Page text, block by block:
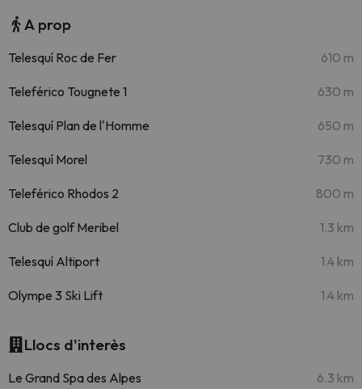
A prop
Telesquí Roc de Fer 610 m
Teleférico Tougnete 1 630 m
Telesquí Plan de l'Homme 650 m
Telesquí Morel 730 m
Teleférico Rhodos 2 800 m
Club de golf Meribel 1.3 km
Telesquí Altiport 1.4 km
Olympe 3 Ski Lift 1.4 km
Llocs d'interès
Le Grand Spa des Alpes 6.3 km